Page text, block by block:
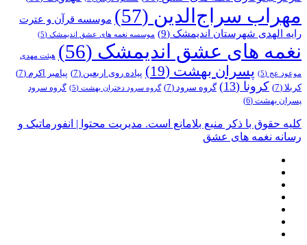
مهراب سراج‌الدین (57)
موسسه قرآن و عترت
رایه الهدی شهرستان اندیمشک (9) موسسه نغمه های عشق اندیمشک (5)
نغمه های عشق اندیمشک (56) هیئت مهدی
موعود عج (5) پسران بهشت (19) پیاده روی اربعین (7) پیامبر اکرم (7)
کربلا (7) کرونا (13) گروه سرود (7) گروه سرود دختران بهشت (5)
گروه سرود
پسران بهشت (6)
کلیه حقوق با ذکر منبع بلامانع است. مدیریت محتوا | انفورماتیک و
رسانه نغمه های عشق